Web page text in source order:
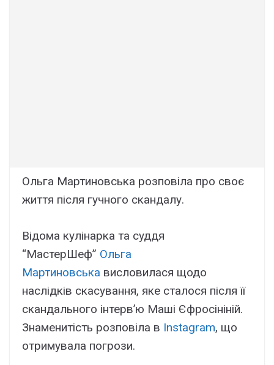
Ольга Мартиновська розповіла про своє
життя після гучного скандалу.
Відома кулінарка та суддя
“МастерШеф” Ольга
Мартиновська висловилася щодо
наслідків скасування, яке сталося після її
скандального інтерв’ю Маші Єфросініній.
Знаменитість розповіла в Instagram, що
отримувала погрози.